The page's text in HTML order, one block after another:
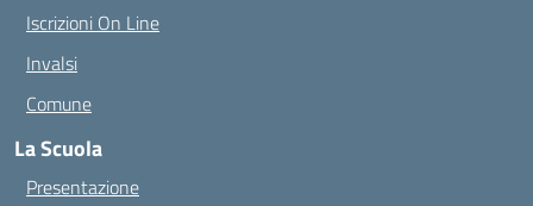
Iscrizioni On Line
Invalsi
Comune
La Scuola
Presentazione